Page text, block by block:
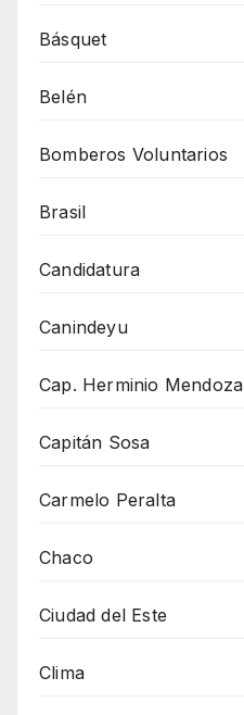
Básquet
Belén
Bomberos Voluntarios
Brasil
Candidatura
Canindeyu
Cap. Herminio Mendoza
Capitán Sosa
Carmelo Peralta
Chaco
Ciudad del Este
Clima